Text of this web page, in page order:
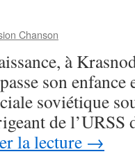
Chanson
à
son enfance
soviétique
de l’URSS
la lecture →